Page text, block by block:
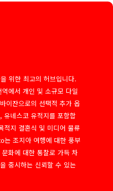
위한 최고의 허브입니다.
에서 개인 및 소규모 다일
이잔으로의 선택적 추가 옵
네스코 유적지를 포함합
적지 결혼식 및 미디어 물류
조지아 여행에 대한 풍부
화에 대한 통찰로 가득 차
중시하는 신뢰할 수 있는